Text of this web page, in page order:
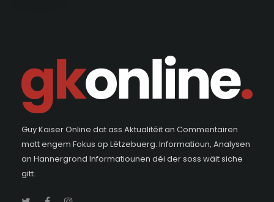
Guy Kaiser Online dat ass Aktualitéit an Commentairen
matt engem Fokus op Lëtzebuerg. Informatioun, Analysen
an Hannergrond Informatiounen déi der soss wäit siche
gitt.